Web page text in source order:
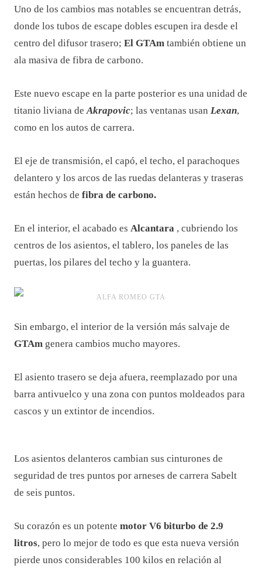
Uno de los cambios mas notables se encuentran detrás,
donde los tubos de escape dobles escupen ira desde el
centro del difusor trasero; El GTAm también obtiene un
ala masiva de fibra de carbono.
Este nuevo escape en la parte posterior es una unidad de
titanio liviana de Akrapovic; las ventanas usan Lexan,
como en los autos de carrera.
El eje de transmisión, el capó, el techo, el parachoques
delantero y los arcos de las ruedas delanteras y traseras
están hechos de fibra de carbono.
En el interior, el acabado es Alcantara , cubriendo los
centros de los asientos, el tablero, los paneles de las
puertas, los pilares del techo y la guantera.
ALFA ROMEO GTA
Sin embargo, el interior de la versión más salvaje de
GTAm genera cambios mucho mayores.
El asiento trasero se deja afuera, reemplazado por una
barra antivuelco y una zona con puntos moldeados para
cascos y un extintor de incendios.
Los asientos delanteros cambian sus cinturones de
seguridad de tres puntos por arneses de carrera Sabelt
de seis puntos.
Su corazón es un potente motor V6 biturbo de 2.9
litros, pero lo mejor de todo es que esta nueva versión
pierde unos considerables 100 kilos en relación al